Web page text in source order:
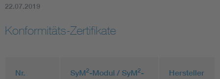
Energy
AI & Digital Trust
22.07.2019
Konformitäts-Zertifikate
Nr. SyM2-Modul / SyM2-
Hersteller